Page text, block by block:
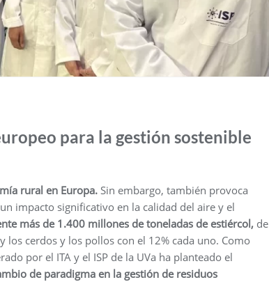
para la gestión sostenible
rural en Europa. Sin embargo, también provoca
impacto significativo en la calidad del aire y el
más de 1.400 millones de toneladas de estiércol, de
los cerdos y los pollos con el 12% cada uno. Como
por el ITA y el ISP de la UVa ha planteado el
de paradigma en la gestión de residuos